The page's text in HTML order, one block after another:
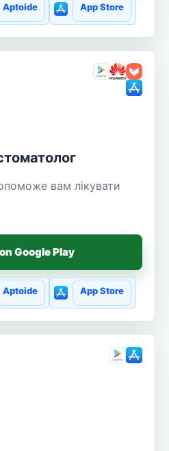
Aptoide App Store
вам лікувати
Google Play
Aptoide App Store